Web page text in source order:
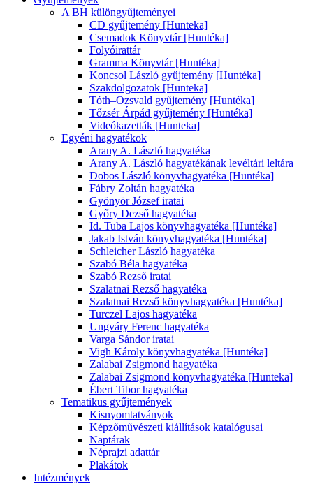
A BH különgyűjteményei
CD gyűjtemény [Hunteka]
Csemadok Könyvtár [Huntéka]
Folyóirattár
Gramma Könyvtár [Huntéka]
Koncsol László gyűjtemény [Huntéka]
Szakdolgozatok [Hunteka]
Tóth–Ozsvald gyűjtemény [Huntéka]
Tőzsér Árpád gyűjtemény [Huntéka]
Videókazetták [Hunteka]
Egyéni hagyatékok
Arany A. László hagyatéka
Arany A. László hagyatékának levéltári leltára
Dobos László könyvhagyatéka [Huntéka]
Fábry Zoltán hagyatéka
Gyönyör József iratai
Győry Dezső hagyatéka
Id. Tuba Lajos könyvhagyatéka [Huntéka]
Jakab István könyvhagyatéka [Huntéka]
Schleicher László hagyatéka
Szabó Béla hagyatéka
Szabó Rezső iratai
Szalatnai Rezső hagyatéka
Szalatnai Rezső könyvhagyatéka [Huntéka]
Turczel Lajos hagyatéka
Ungváry Ferenc hagyatéka
Varga Sándor iratai
Vigh Károly könyvhagyatéka [Huntéka]
Zalabai Zsigmond hagyatéka
Zalabai Zsigmond könyvhagyatéka [Hunteka]
Ébert Tibor hagyatéka
Tematikus gyűjtemények
Kisnyomtatványok
Képzőművészeti kiállítások katalógusai
Naptárak
Néprajzi adattár
Plakátok
Intézmények